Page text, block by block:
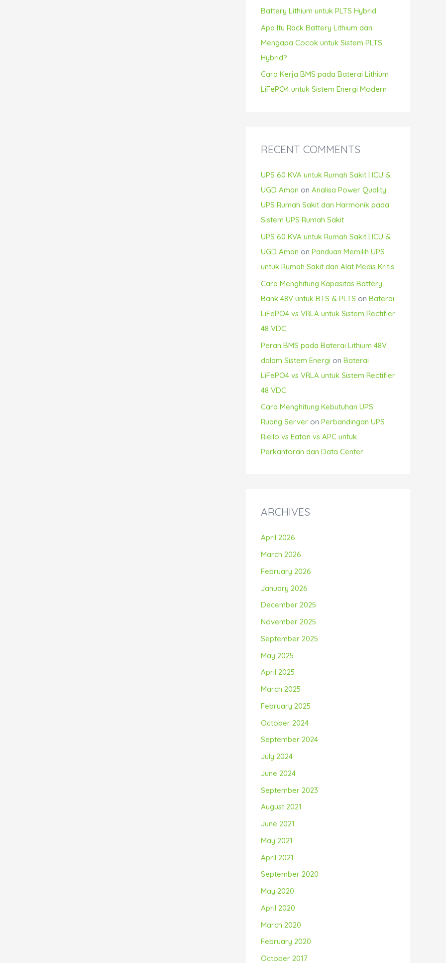
Battery Lithium untuk PLTS Hybrid
Apa Itu Rack Battery Lithium dan
Mengapa Cocok untuk Sistem PLTS
Hybrid?
Cara Kerja BMS pada Baterai Lithium
LiFePO4 untuk Sistem Energi Modern
RECENT COMMENTS
UPS 60 KVA untuk Rumah Sakit | ICU &
UGD Aman on Analisa Power Quality
UPS Rumah Sakit dan Harmonik pada
Sistem UPS Rumah Sakit
UPS 60 KVA untuk Rumah Sakit | ICU &
UGD Aman on Panduan Memilih UPS
untuk Rumah Sakit dan Alat Medis Kritis
Cara Menghitung Kapasitas Battery
Bank 48V untuk BTS & PLTS on Baterai
LiFePO4 vs VRLA untuk Sistem Rectifier
48 VDC
Peran BMS pada Baterai Lithium 48V
dalam Sistem Energi on Baterai
LiFePO4 vs VRLA untuk Sistem Rectifier
48 VDC
Cara Menghitung Kebutuhan UPS
Ruang Server on Perbandingan UPS
Riello vs Eaton vs APC untuk
Perkantoran dan Data Center
ARCHIVES
April 2026
March 2026
February 2026
January 2026
December 2025
November 2025
September 2025
May 2025
April 2025
March 2025
February 2025
October 2024
September 2024
July 2024
June 2024
September 2023
August 2021
June 2021
May 2021
April 2021
September 2020
May 2020
April 2020
March 2020
February 2020
October 2017